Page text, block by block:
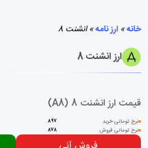
خانه» ارز نامه»انشنت 8
ارز انشنت 8
قیمت ارز انشنت 8 (A8)
نرخ تومانی خرید 897
نرخ تومانی فروش 878